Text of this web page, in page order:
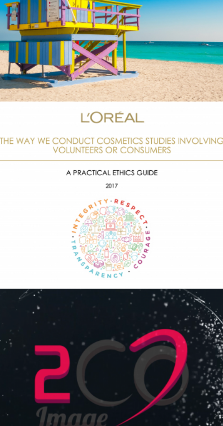
L’ORÉAL – ÉTHIQUE DE L’ÉVALUATION
Communication visuelle Production audiovisuelle
2CO IMAGE – BANDE DÉMO
Production audiovisuelle